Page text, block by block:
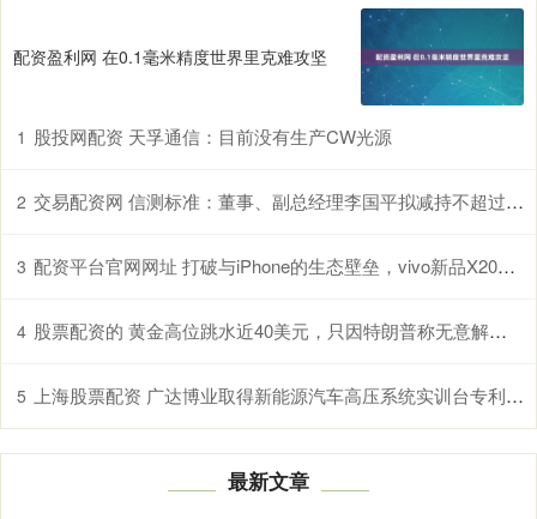
配资盈利网 在0.1毫米精度世界里克难攻坚
1 股投网配资 天孚通信：目前没有生产CW光源
2 交易配资网 信测标准：董事、副总经理李国平拟减持不超过30万股
3 配资平台官网网址 打破与iPhone的生态壁垒，vivo新品X200系列实现“双机流转”
4 股票配资的 黄金高位跳水近40美元，只因特朗普称无意解雇鲍威尔？
5 上海股票配资 广达博业取得新能源汽车高压系统实训台专利，可真实模拟高压系统的运行状况
最新文章